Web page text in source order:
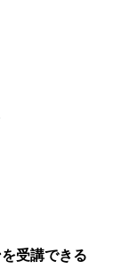
受講できる